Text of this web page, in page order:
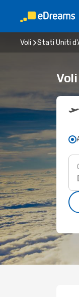
Voli Stati Uniti